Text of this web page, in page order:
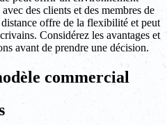
des clients et des membres de
offre de la flexibilité et peut
Considérez les avantages et
avant de prendre une décision.
commercial